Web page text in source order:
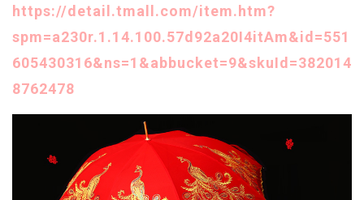
https://detail.tmall.com/item.htm?
spm=a230r.1.14.100.57d92a20I4itAm&id=551
605430316&ns=1&abbucket=9&skuId=382014
8762478